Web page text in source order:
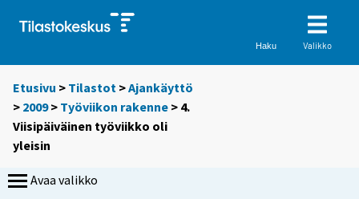
Haku Valikko
Etusivu > Tilastot >Ajankäyttö
> 2009> Työviikon rakenne > 4.
Viisipäiväinen työviikko oli
yleisin
Avaa valikko